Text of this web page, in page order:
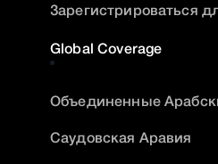
Зарегистрироваться
Global Coverage
Объединенные
Саудовская Аравия